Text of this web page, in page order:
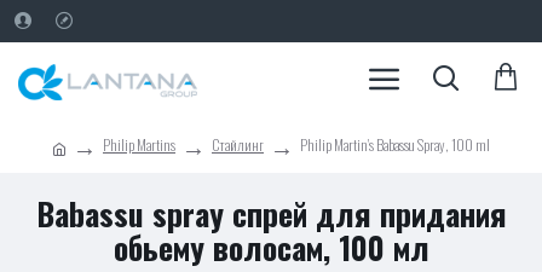
Philip Martins Стайлинг Philip Martin's Babassu Spray, 100 ml
Babassu spray спрей для придания
обьему волосам, 100 мл